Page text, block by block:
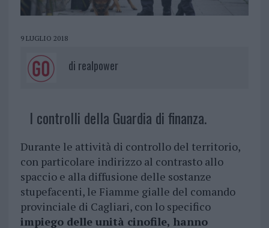
9 LUGLIO 2018
di realpower
I controlli della Guardia di finanza.
Durante le attività di controllo del territorio,
con particolare indirizzo al contrasto allo
spaccio e alla diffusione delle sostanze
stupefacenti, le Fiamme gialle del comando
provinciale di Cagliari, con lo specifico
impiego delle unità cinofile, hanno